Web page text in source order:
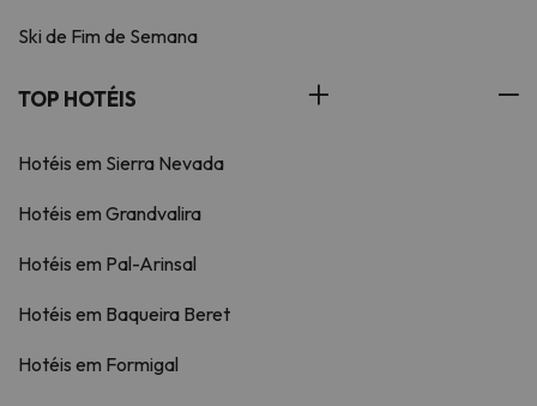
Ski de Fim de Semana
TOP HOTÉIS
Hotéis em Sierra Nevada
Hotéis em Grandvalira
Hotéis em Pal-Arinsal
Hotéis em Baqueira Beret
Hotéis em Formigal